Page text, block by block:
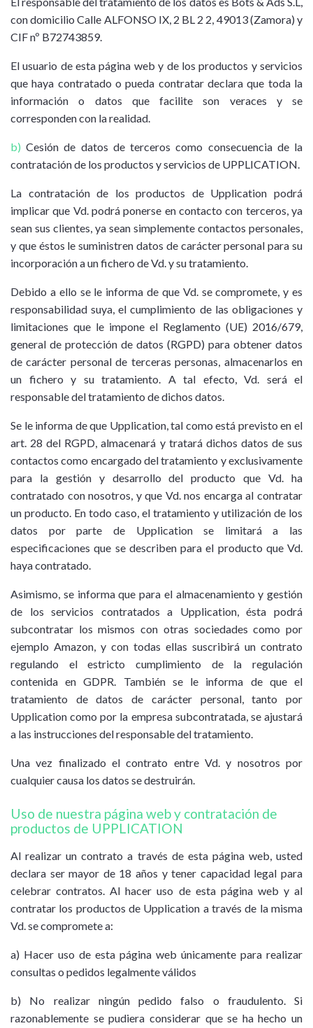
con domicilio Calle ALFONSO IX, 2 BL 2 2, 49013 (Zamora) y
CIF nº B72743859.
El usuario de esta página web y de los productos y servicios
que haya contratado o pueda contratar declara que toda la
información o datos que facilite son veraces y se
corresponden con la realidad.
b) Cesión de datos de terceros como consecuencia de la
contratación de los productos y servicios de UPPLICATION.
La contratación de los productos de Upplication podrá
implicar que Vd. podrá ponerse en contacto con terceros, ya
sean sus clientes, ya sean simplemente contactos personales,
y que éstos le suministren datos de carácter personal para su
incorporación a un fichero de Vd. y su tratamiento.
Debido a ello se le informa de que Vd. se compromete, y es
responsabilidad suya, el cumplimiento de las obligaciones y
limitaciones que le impone el Reglamento (UE) 2016/679,
general de protección de datos (RGPD) para obtener datos
de carácter personal de terceras personas, almacenarlos en
un fichero y su tratamiento. A tal efecto, Vd. será el
responsable del tratamiento de dichos datos.
Se le informa de que Upplication, tal como está previsto en el
art. 28 del RGPD, almacenará y tratará dichos datos de sus
contactos como encargado del tratamiento y exclusivamente
para la gestión y desarrollo del producto que Vd. ha
contratado con nosotros, y que Vd. nos encarga al contratar
un producto. En todo caso, el tratamiento y utilización de los
datos por parte de Upplication se limitará a las
especificaciones que se describen para el producto que Vd.
haya contratado.
Asimismo, se informa que para el almacenamiento y gestión
de los servicios contratados a Upplication, ésta podrá
subcontratar los mismos con otras sociedades como por
ejemplo Amazon, y con todas ellas suscribirá un contrato
regulando el estricto cumplimiento de la regulación
contenida en GDPR. También se le informa de que el
tratamiento de datos de carácter personal, tanto por
Upplication como por la empresa subcontratada, se ajustará
a las instrucciones del responsable del tratamiento.
Una vez finalizado el contrato entre Vd. y nosotros por
cualquier causa los datos se destruirán.
Uso de nuestra página web y contratación de
productos de UPPLICATION
Al realizar un contrato a través de esta página web, usted
declara ser mayor de 18 años y tener capacidad legal para
celebrar contratos. Al hacer uso de esta página web y al
contratar los productos de Upplication a través de la misma
Vd. se compromete a:
a) Hacer uso de esta página web únicamente para realizar
consultas o pedidos legalmente válidos
b) No realizar ningún pedido falso o fraudulento. Si
razonablemente se pudiera considerar que se ha hecho un